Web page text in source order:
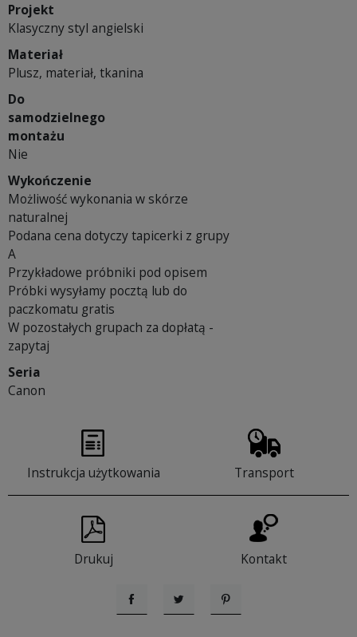
Projekt
Klasyczny styl angielski
Materiał
Plusz, materiał, tkanina
Do
samodzielnego
montażu
Nie
Wykończenie
Możliwość wykonania w skórze
naturalnej
Podana cena dotyczy tapicerki z grupy
A
Przykładowe próbniki pod opisem
Próbki wysyłamy pocztą lub do
paczkomatu gratis
W pozostałych grupach za dopłatą -
zapytaj
Seria
Canon
Instrukcja użytkowania Transport
Drukuj Kontakt
UdostępnijTweetujPinterest